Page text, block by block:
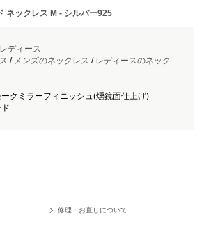
ネックレス M - シルバー925
レディース
/ メンズのネックレス / レディースのネック
クミラーフィニッシュ(燻鏡面仕上げ)
修理・お直しについて